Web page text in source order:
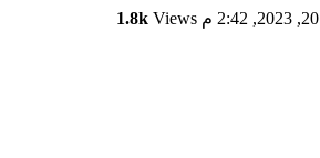
1.8k Views